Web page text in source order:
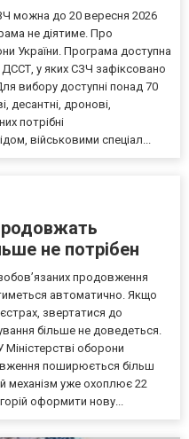
можна до 20 вересня 2026
не діятиме. Про
України. Програма доступна
у яких СЗЧ зафіксовано
вибору доступні понад 70
десантні, дронові,
потрібні
військовими спеціал...
не потрібен
продовження
автоматично. Якщо
звертатися до
більше не доведеться.
оборони
поширюється більш
механізм уже охоплює 22
оформити нову...